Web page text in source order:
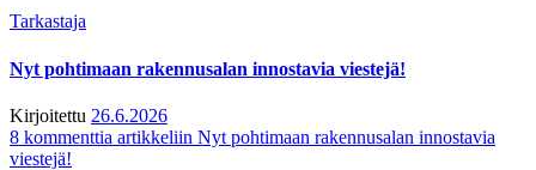
Tarkastaja
Nyt pohtimaan rakennusalan innostavia viestejä!
Kirjoitettu 26.6.2026
8 kommenttia artikkeliin Nyt pohtimaan rakennusalan innostavia
viestejä!